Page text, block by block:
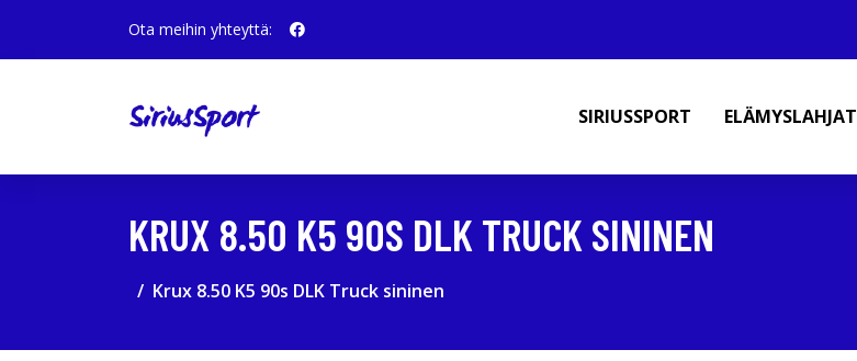
Ota meihin yhteyttä:
SIRIUSSPORT ELÄMYSLAHJAT
KRUX 8.50 K5 90S DLK TRUCK SININEN
Krux 8.50 K5 90s DLK Truck sininen